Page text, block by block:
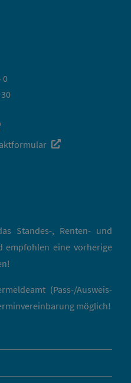
0
Standes-, Renten- und
empfohlen eine vorherige
(Pass-/Ausweis-
möglich!